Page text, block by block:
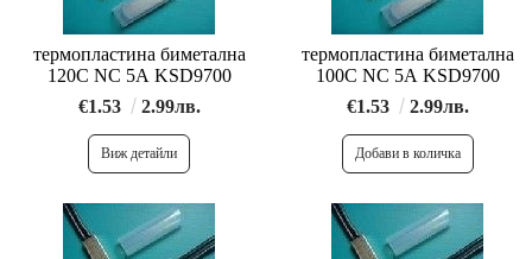
термопластина биметална
120C NC 5A KSD9700
€1.53
2.99лв.
Виж детайли
термопластина биметална
100C NC 5A KSD9700
€1.53
2.99лв.